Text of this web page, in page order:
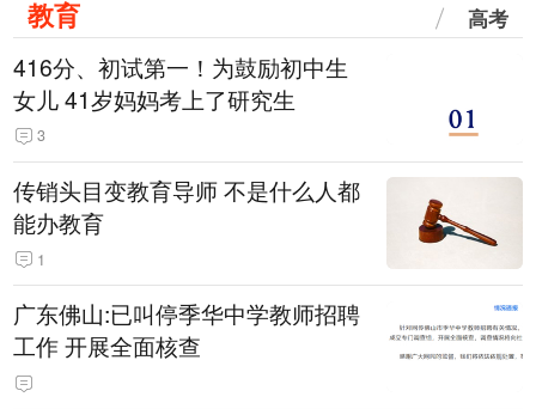
教育 高考
416分、初试第一！为鼓励初中生
女儿 41岁妈妈考上了研究生
3
传销头目变教育导师 不是什么人都
能办教育
1
广东佛山:已叫停季华中学教师招聘
工作 开展全面核查